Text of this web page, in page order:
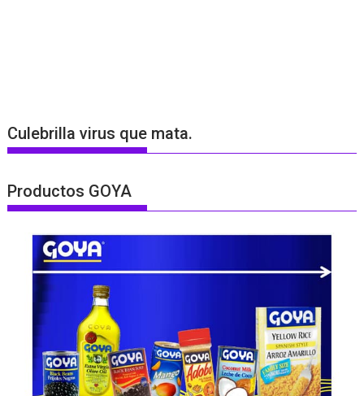
Culebrilla virus que mata.
Productos GOYA